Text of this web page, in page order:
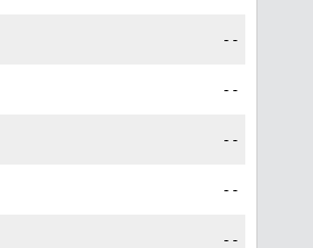
--
--
--
--
--